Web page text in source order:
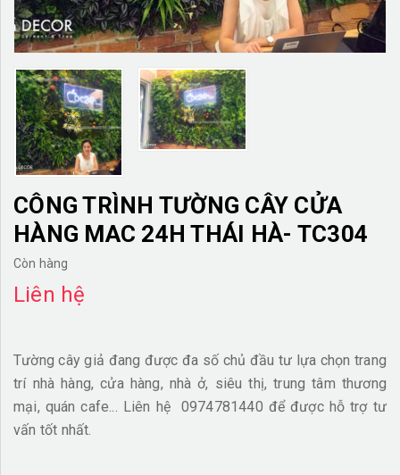
TƯ VẤN LIÊN HỆ
CÔNG TRÌNH TƯỜNG CÂY CỬA
HÀNG MAC 24H THÁI HÀ- TC304
Còn hàng
Liên hệ
Tường cây giả đang được đa số chủ đầu tư lựa chọn trang
trí nhà hàng, cửa hàng, nhà ở, siêu thị, trung tâm thương
mại, quán cafe... Liên hệ 0974781440 để được hỗ trợ tư
vấn tốt nhất.